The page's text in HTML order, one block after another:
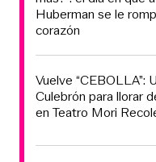
Huberman se le
corazón
Vuelve “CEBOLLA”:
Culebrón para llorar
en Teatro Mori